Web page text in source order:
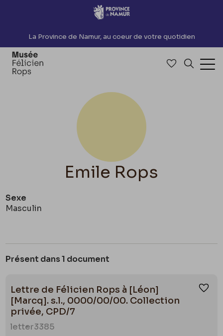
Accèder directement au contenu
La Province de Namur, au coeur de votre quotidien
Accéder à
Emile Rops
Sexe
Masculin
Présent dans 1 document
Lettre de Félicien Rops à [Léon]
[Marcq]. s.l., 0000/00/00. Collection
privée, CPD/7
letter3385